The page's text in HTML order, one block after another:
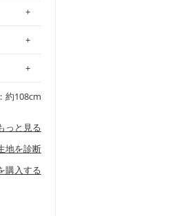
。
は
用品
。高
かな
トッ
ック
落ち
りな
で
しの
・ペ
ま
約108cm
っと見る
地を診断
購入する